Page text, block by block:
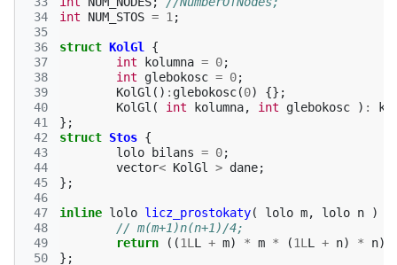
34
35
36
37
38
39
40
41
42
43
44
45
46
47
48
49
50
int
NUM_STOS = 1 ;
struct KolGl
{
int
kolumna = 0;
int
glebokosc = 0;
KolGl () : glebokosc(0)
{};
KolGl ( int kolumna, int glebokosc ) :
};
struct Stos {
lolo
bilans = 0;
vector< KolGl > dane;
};
inline lolo licz_prostokaty( lolo m, lolo n )
// m(m+1)n(n+1)/4;
return
((1L L + m) * m * (1L L + n) * n)
};